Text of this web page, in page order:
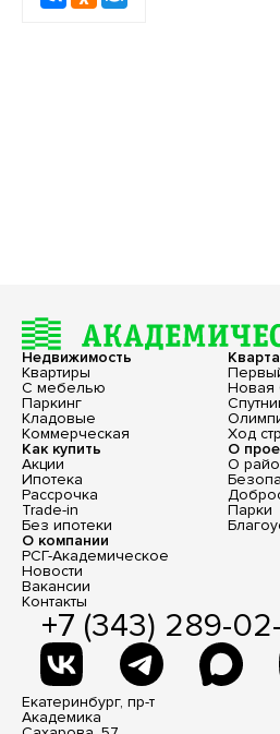
Недвижимость
Квартиры
С мебелью
Паркинг
Кладовые
Коммерческая
Новая
Ход
Как купить
Акции
Ипотека
Рассрочка
Trade-in
Без ипотеки
О
О
Парки
О компании
РСГ-Академическое
Новости
Вакансии
Контакты
+7 (343) 289-
Екатеринбург, пр-т
Академика